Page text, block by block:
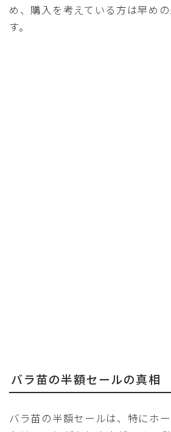
め、購入を考えている方は早め
す。
バラ苗の半額セールの真相
バラ苗の半額セールは、特にホ